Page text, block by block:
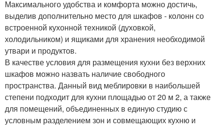
Максимального удобства и комфорта можно достичь,
выделив дополнительно место для шкафов - колонн со
встроенной кухонной техникой (духовкой,
холодильником) и ящиками для хранения необходимой
утвари и продуктов.
В качестве условия для размещения кухни без верхних
шкафов можно назвать наличие свободного
пространства. Данный вид меблировки в наибольшей
степени подходит для кухни площадью от 20 м 2, а также
для помещений, объединенных в единую студию с
условным разделением зон и совмещающих кухню и